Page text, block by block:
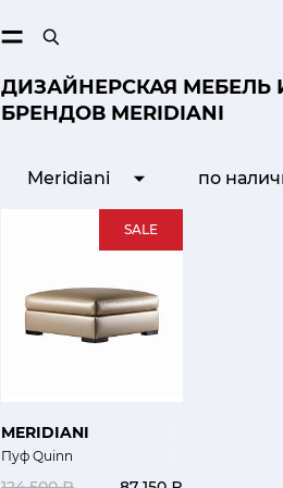
ДИЗАЙНЕРСКАЯ МЕБЕЛЬ
БРЕНДОВ MERIDIANI
Meridiani по
SALE
MERIDIANI
Пуф Quinn